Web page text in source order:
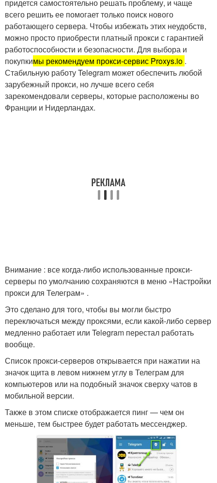
придется самостоятельно решать проблему, и чаще
всего решить ее помогает только поиск нового
работающего сервера. Чтобы избежать этих неудобств,
можно просто приобрести платный прокси с гарантией
работоспособности и безопасности. Для выбора и
покупкимы рекомендуем прокси-сервис Proxys.io .
Стабильную работу Telegram может обеспечить любой
зарубежный прокси, но лучше всего себя
зарекомендовали серверы, которые расположены во
Франции и Нидерландах.
Внимание : все когда-либо использованные прокси-
серверы по умолчанию сохраняются в меню «Настройки
прокси для Телеграм» .
Это сделано для того, чтобы вы могли быстро
переключаться между проксями, если какой-либо сервер
медленно работает или Telegram перестал работать
вообще.
Список прокси-серверов открывается при нажатии на
значок щита в левом нижнем углу в Телеграм для
компьютеров или на подобный значок сверху чатов в
мобильной версии.
Также в этом списке отображается пинг — чем он
меньше, тем быстрее будет работать мессенджер.